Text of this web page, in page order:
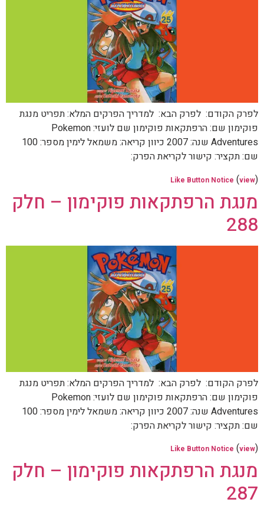
לפרק הקודם: לפרק הבא: למדריך הפרקים המלא: תפריט מנגת
פוקימון שם: הרפתקאות פוקימון שם לועזי: Pokemon
Adventures שנה: 2007 כיוון קריאה: משמאל לימין מספר: 100
שם: תקציר: קישור לקריאת הפרק:
Like Button Notice (view)
מנגת הרפתקאות פוקימון – חלק
288
לפרק הקודם: לפרק הבא: למדריך הפרקים המלא: תפריט מנגת
פוקימון שם: הרפתקאות פוקימון שם לועזי: Pokemon
Adventures שנה: 2007 כיוון קריאה: משמאל לימין מספר: 100
שם: תקציר: קישור לקריאת הפרק:
Like Button Notice (view)
מנגת הרפתקאות פוקימון – חלק
287